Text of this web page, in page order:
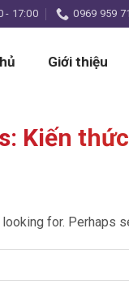
- 17:00 0969 959
Giới thiệu
Kiến
for. Perhaps